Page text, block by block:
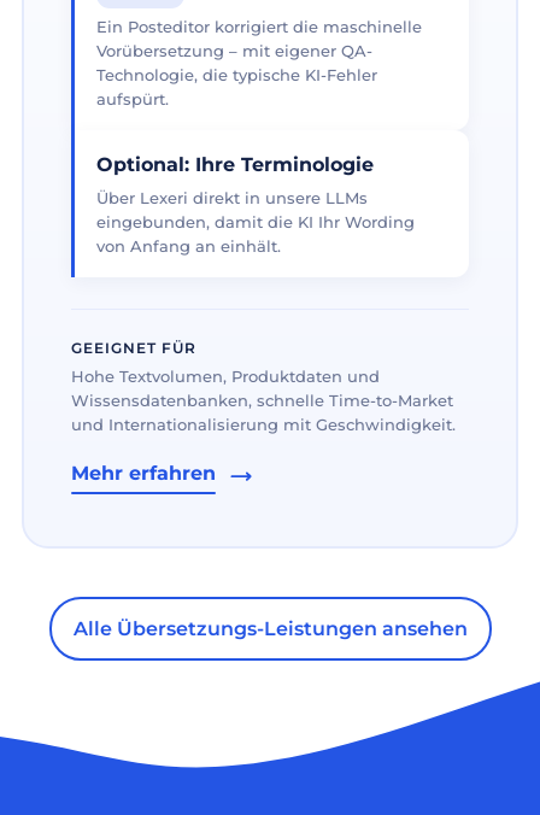
Ein Posteditor korrigiert die maschinelle
Vorübersetzung – mit eigener QA-
Technologie, die typische KI-Fehler
aufspürt.
Optional: Ihre Terminologie
Über Lexeri direkt in unsere LLMs
eingebunden, damit die KI Ihr Wording
von Anfang an einhält.
GEEIGNET FÜR
Hohe Textvolumen, Produktdaten und
Wissensdatenbanken, schnelle Time-to-Market
und Internationalisierung mit Geschwindigkeit.
Mehr erfahren
Alle Übersetzungs-Leistungen ansehen